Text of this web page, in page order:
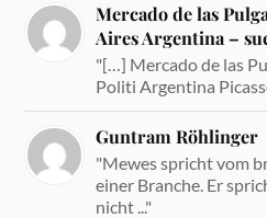
Mercado de las
Aires Argentina –
"[…] Mercado de las
Politi Argentina
Guntram Röhlinger
"Mewes spricht vom
einer Branche. Er
nicht ..."